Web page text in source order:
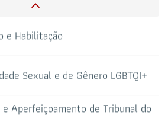
CANAL PRERROGATIVAS
e Habilitação
Sexual e de Gênero LGBTQI+
Aperfeiçoamento de Tribunal do